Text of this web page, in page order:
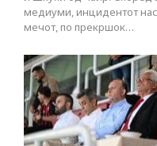
медиуми, инцидентот
мечот, по прекршок…